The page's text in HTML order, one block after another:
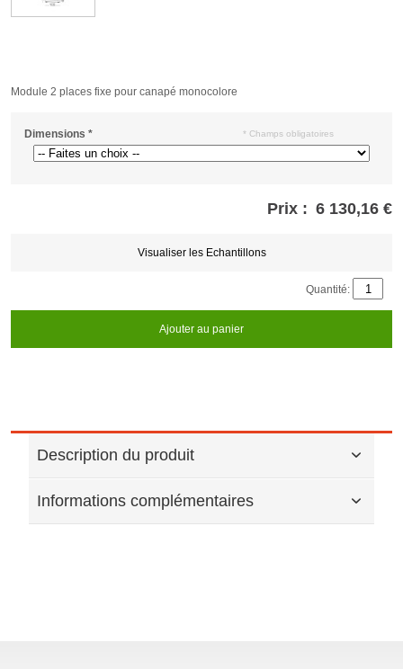
Module 2 places fixe pour canapé monocolore
Dimensions * * Champs obligatoires
Prix : 6 130,16 €
Visualiser les Echantillons
Quantité:
Ajouter au panier
Description du produit
Informations complémentaires